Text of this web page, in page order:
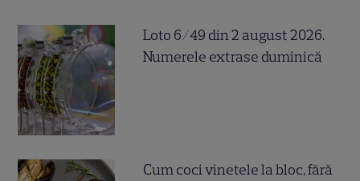
Loto 6/49 din 2 august 2026.
Numerele extrase duminică
Cum coci vinetele la bloc, fără